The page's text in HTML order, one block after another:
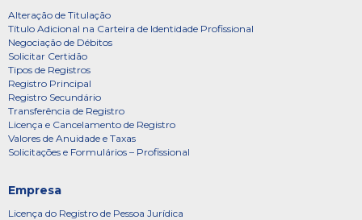
Alteração de Titulação
Título Adicional na Carteira de Identidade Profissional
Negociação de Débitos
Solicitar Certidão
Tipos de Registros
Registro Principal
Registro Secundário
Transferência de Registro
Licença e Cancelamento de Registro
Valores de Anuidade e Taxas
Solicitações e Formulários – Profissional
Empresa
Licença do Registro de Pessoa Jurídica